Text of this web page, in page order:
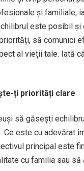
și familiale,
este posibil și
să comunici
al vieții tale. Iată
ți priorități clare
să găsești
Ce este cu adevărat
principal este
cu familia sau să